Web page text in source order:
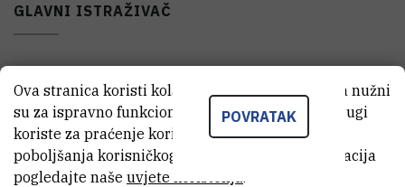
GLAVNI ISTRAŽIVAČ
ET
EminTeskeredžić,dr. sc.
Emin.Tekserdzic@irb.hr
POVRATAK
Ova stranica koristi kolačiće. Neki od tih kolačića nužni
su za ispravno funkcioniranje stranice, dok se drugi
koriste za praćenje korištenja stranice radi
poboljšanja korisničkog iskustva. Za više informacija
pogledajte naše uvjete korištenja